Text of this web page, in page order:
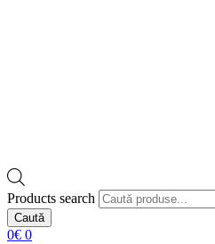
Products search
Caută
0€ 0